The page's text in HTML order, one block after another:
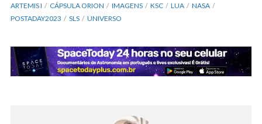
ARTEMIS I CÁPSULA ORION IMAGENS KSC LUA
NASA
POSTADAY2023
SLS UNIVERSO